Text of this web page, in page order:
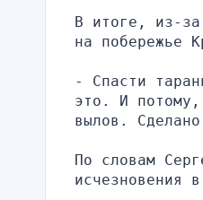
В итоге, из-за
на побережье
- Спасти
это. И потому,
вылов.
По словам
исчезновения